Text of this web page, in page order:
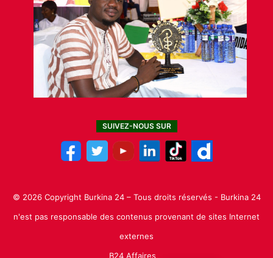
SUIVEZ-NOUS SUR
© 2026 Copyright Burkina 24 – Tous droits réservés - Burkina 24
n'est pas responsable des contenus provenant de sites Internet
externes
B24 Affaires